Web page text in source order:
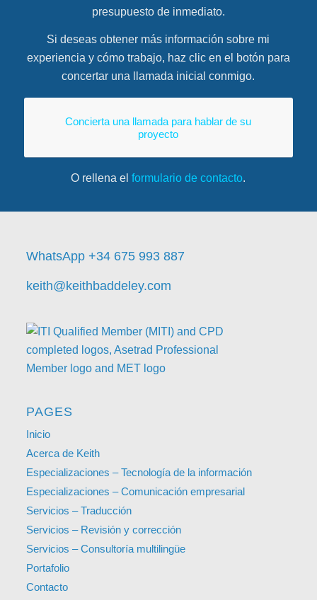
presupuesto de inmediato.
Si deseas obtener más información sobre mi
experiencia y cómo trabajo, haz clic en el botón para
concertar una llamada inicial conmigo.
Concierta una llamada para hablar de su
proyecto
O rellena elformulario de contacto.
WhatsApp +34 675 993 887
keith@keithbaddeley.com
PAGES
Inicio
Acerca de Keith
Especializaciones – Tecnología de la información
Especializaciones – Comunicación empresarial
Servicios – Traducción
Servicios – Revisión y corrección
Servicios – Consultoría multilingüe
Portafolio
Contacto